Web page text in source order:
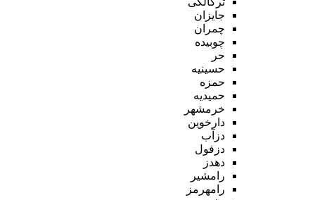
جایزان
چمران
چوبیده
حر
حسینیه
حمزه
حمیدیه
خرمشهر
دارخوین
دزآب
دزفول
دهدز
رامشیر
رامهرمز